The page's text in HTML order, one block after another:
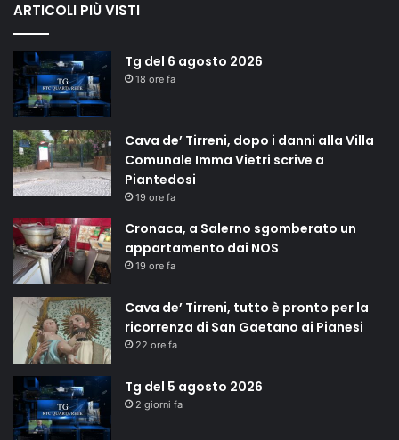
ARTICOLI PIÙ VISTI
Tg del 6 agosto 2026
18 ore fa
Cava de’ Tirreni, dopo i danni alla Villa
Comunale Imma Vietri scrive a
Piantedosi
19 ore fa
Cronaca, a Salerno sgomberato un
appartamento dai NOS
19 ore fa
Cava de’ Tirreni, tutto è pronto per la
ricorrenza di San Gaetano ai Pianesi
22 ore fa
Tg del 5 agosto 2026
2 giorni fa